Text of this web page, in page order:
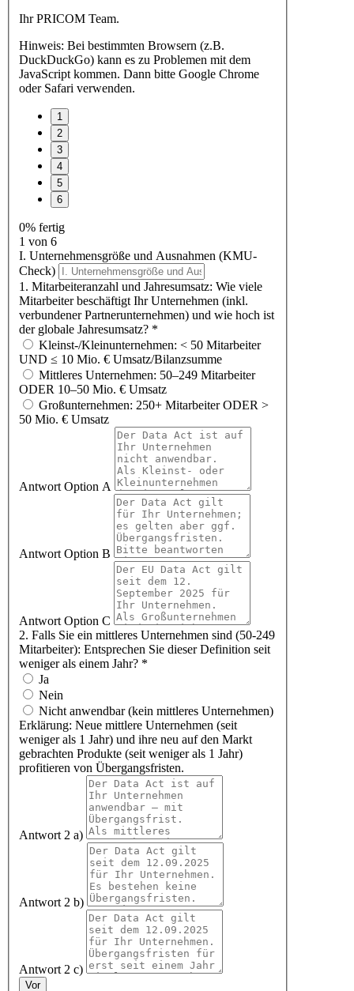
Ihr PRICOM Team.
Hinweis: Bei bestimmten Browsern (z.B.
DuckDuckGo) kann es zu Problemen mit dem
JavaScript kommen. Dann bitte Google Chrome
oder Safari verwenden.
0% fertig
1 von 6
I. Unternehmensgröße und Ausnahmen (KMU-
Check)
1. Mitarbeiteranzahl und Jahresumsatz: Wie viele
Mitarbeiter beschäftigt Ihr Unternehmen (inkl.
verbundener Partnerunternehmen) und wie hoch ist
der globale Jahresumsatz? *
Kleinst-/Kleinunternehmen: < 50 Mitarbeiter
UND ≤ 10 Mio. € Umsatz/Bilanzsumme
Mittleres Unternehmen: 50–249 Mitarbeiter
ODER 10–50 Mio. € Umsatz
Großunternehmen: 250+ Mitarbeiter ODER >
50 Mio. € Umsatz
Antwort Option A
Antwort Option B
Antwort Option C
2. Falls Sie ein mittleres Unternehmen sind (50-249
Mitarbeiter): Entsprechen Sie dieser Definition seit
weniger als einem Jahr? *
Ja
Nein
Nicht anwendbar (kein mittleres Unternehmen)
Erklärung: Neue mittlere Unternehmen (seit
weniger als 1 Jahr) und ihre neu auf den Markt
gebrachten Produkte (seit weniger als 1 Jahr)
profitieren von Übergangsfristen.
Antwort 2 a)
Antwort 2 b)
Antwort 2 c)
Vor